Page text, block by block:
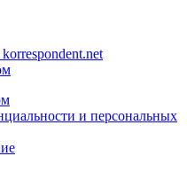
и персональных